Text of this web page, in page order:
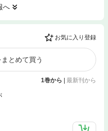
へ
お気に入り登録
とめて買う
1巻から | 最新刊から